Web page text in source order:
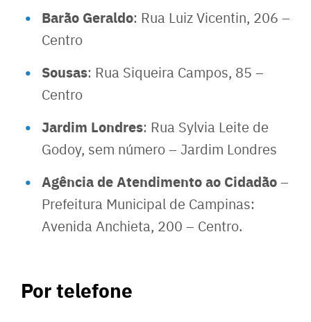
Barão Geraldo: Rua Luiz Vicentin, 206 –
Centro
Sousas: Rua Siqueira Campos, 85 –
Centro
Jardim Londres: Rua Sylvia Leite de
Godoy, sem número – Jardim Londres
Agência de Atendimento ao Cidadão–
Prefeitura Municipal de Campinas:
Avenida Anchieta, 200 – Centro.
Por telefone